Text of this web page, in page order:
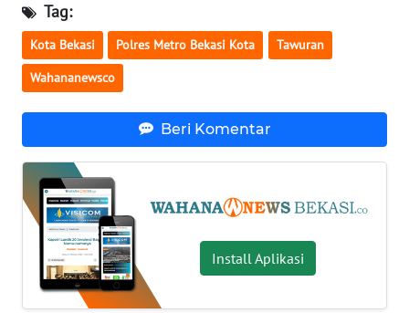
Tag:
Kota Bekasi Polres Metro Bekasi Kota Tawuran
Wahananewsco
Beri Komentar
Install Aplikasi
WN
KALTARA
WN
WN
KALTIM
WN
SULSEL